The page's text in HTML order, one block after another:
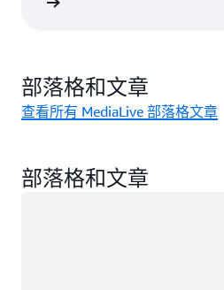
部落格和文章
查看所有 MediaLive 部落格文章
部落格和文章